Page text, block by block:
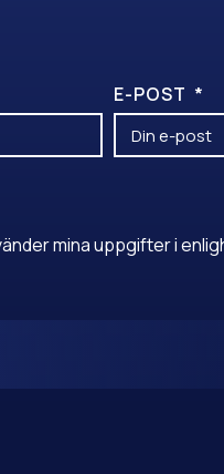
E-POST
mina uppgifter i